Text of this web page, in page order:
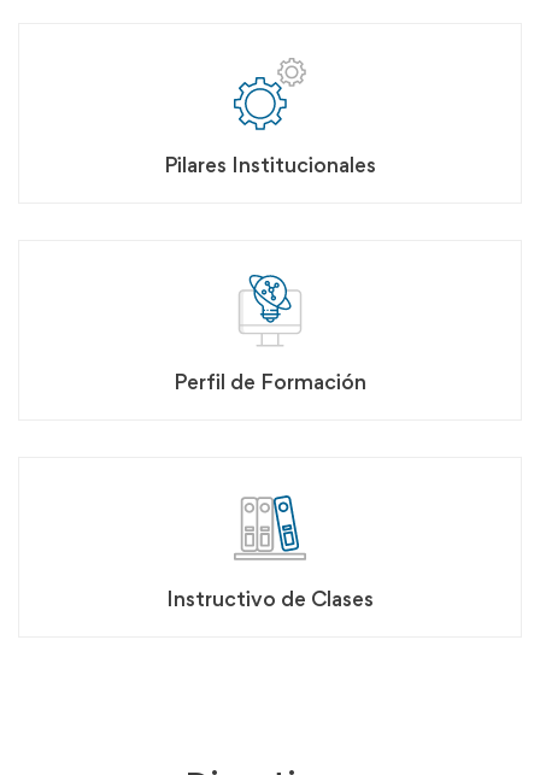
Pilares Institucionales
Perfil de Formación
Instructivo de Clases